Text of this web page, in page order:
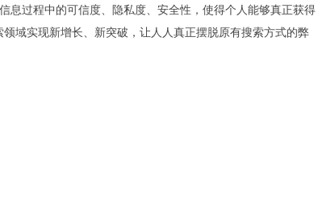
息过程中的可信度、隐私度、安全性，使得个人能够真正获得
域实现新增长、新突破，让人人真正摆脱原有搜索方式的弊